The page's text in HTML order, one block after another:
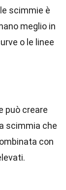
scimmie è
meglio in
o le linee
può creare
scimmia che
con